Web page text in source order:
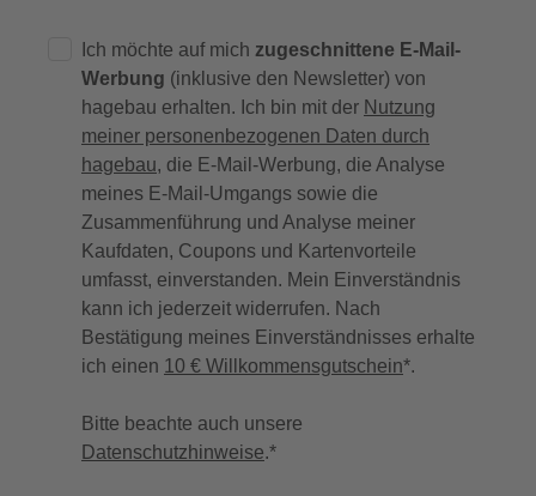
Ich möchte auf mich zugeschnittene E-Mail-
Werbung (inklusive den Newsletter) von
hagebau erhalten. Ich bin mit der Nutzung
meiner personenbezogenen Daten durch
hagebau, die E-Mail-Werbung, die Analyse
meines E-Mail-Umgangs sowie die
Zusammenführung und Analyse meiner
Kaufdaten, Coupons und Kartenvorteile
umfasst, einverstanden. Mein Einverständnis
kann ich jederzeit widerrufen. Nach
Bestätigung meines Einverständnisses erhalte
ich einen 10 € Willkommensgutschein*.
Bitte beachte auch unsere
Datenschutzhinweise.